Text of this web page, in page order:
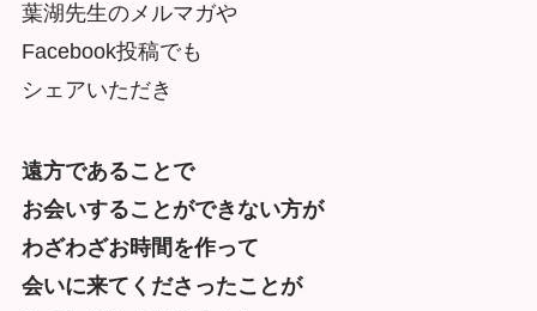
葉湖先生のメルマガや
Facebook投稿でも
シェアいただき
遠方であることで
お会いすることができない方が
わざわざお時間を作って
会いに来てくださったことが